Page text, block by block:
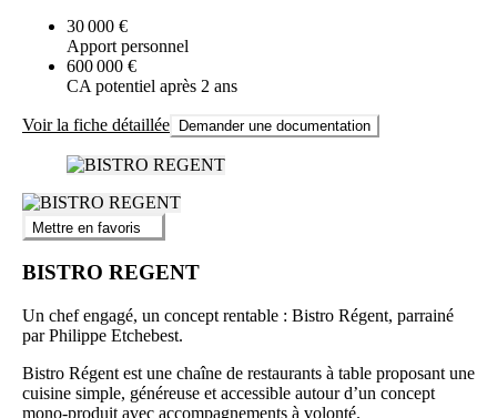
30 000 €
Apport personnel
600 000 €
CA potentiel après 2 ans
Voir la fiche détaillée Demander une documentation
Mettre en favoris
BISTRO REGENT
Un chef engagé, un concept rentable : Bistro Régent, parrainé
par Philippe Etchebest.
Bistro Régent est une chaîne de restaurants à table proposant une
cuisine simple, généreuse et accessible autour d’un concept
mono-produit avec accompagnements à volonté.